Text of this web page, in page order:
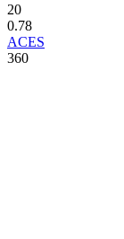
20
0.78
ACES
360